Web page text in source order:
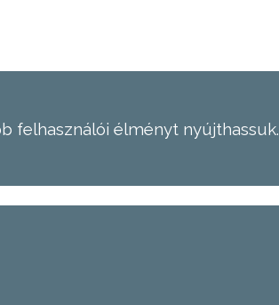
felhasználói élményt nyújthassuk.